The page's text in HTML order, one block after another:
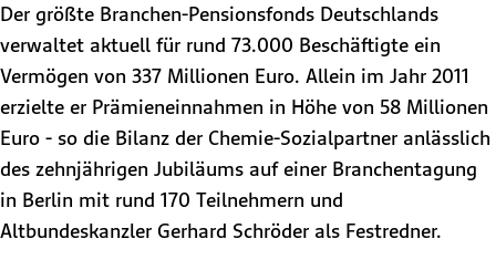
Der größte Branchen-Pensionsfonds Deutschlands
verwaltet aktuell für rund 73.000 Beschäftigte ein
Vermögen von 337 Millionen Euro. Allein im Jahr 2011
erzielte er Prämieneinnahmen in Höhe von 58 Millionen
Euro - so die Bilanz der Chemie-Sozialpartner anlässlich
des zehnjährigen Jubiläums auf einer Branchentagung
in Berlin mit rund 170 Teilnehmern und
Altbundeskanzler Gerhard Schröder als Festredner.